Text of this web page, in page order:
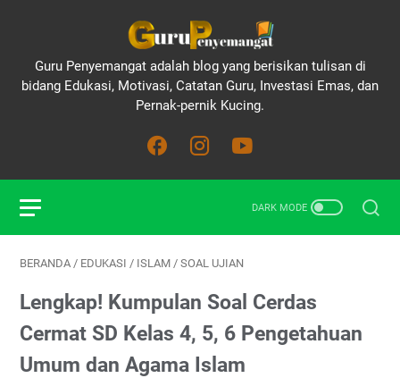
Guru Penyemangat adalah blog yang berisikan tulisan di
bidang Edukasi, Motivasi, Catatan Guru, Investasi Emas, dan
Pernak-pernik Kucing.
BERANDA / EDUKASI / ISLAM / SOAL UJIAN
Lengkap! Kumpulan Soal Cerdas
Cermat SD Kelas 4, 5, 6 Pengetahuan
Umum dan Agama Islam